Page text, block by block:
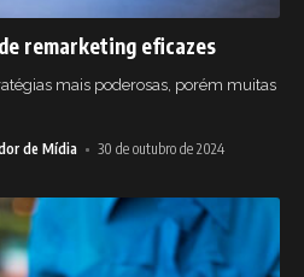
remarketing eficazes
mais poderosas, porém muitas
de Mídia 30 de outubro de 2024